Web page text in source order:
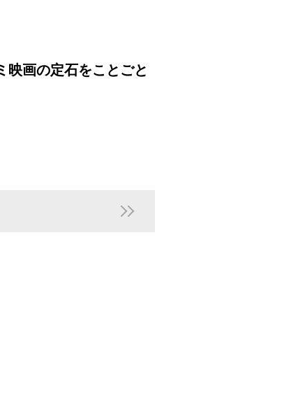
映画の定石をことごと